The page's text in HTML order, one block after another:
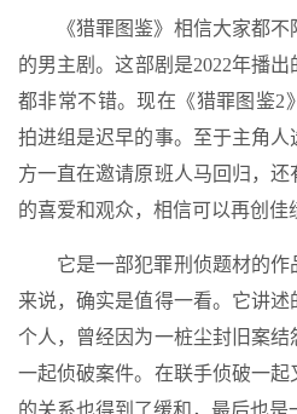
《猎罪图鉴》相信大家都
的男主剧。这部剧是2022年播
都非常不错。现在《猎罪图鉴2
拍进组是迟早的事。至于主角
方一直在邀请原班人马回归，
的喜爱和观众，相信可以再创佳
它是一部犯罪刑侦题材的
来说，确实是值得一看。它讲
个人，曾经因为一桩尘封旧案结
一起侦破案件。在联手侦破一
的关系也得到了缓和，最后也是